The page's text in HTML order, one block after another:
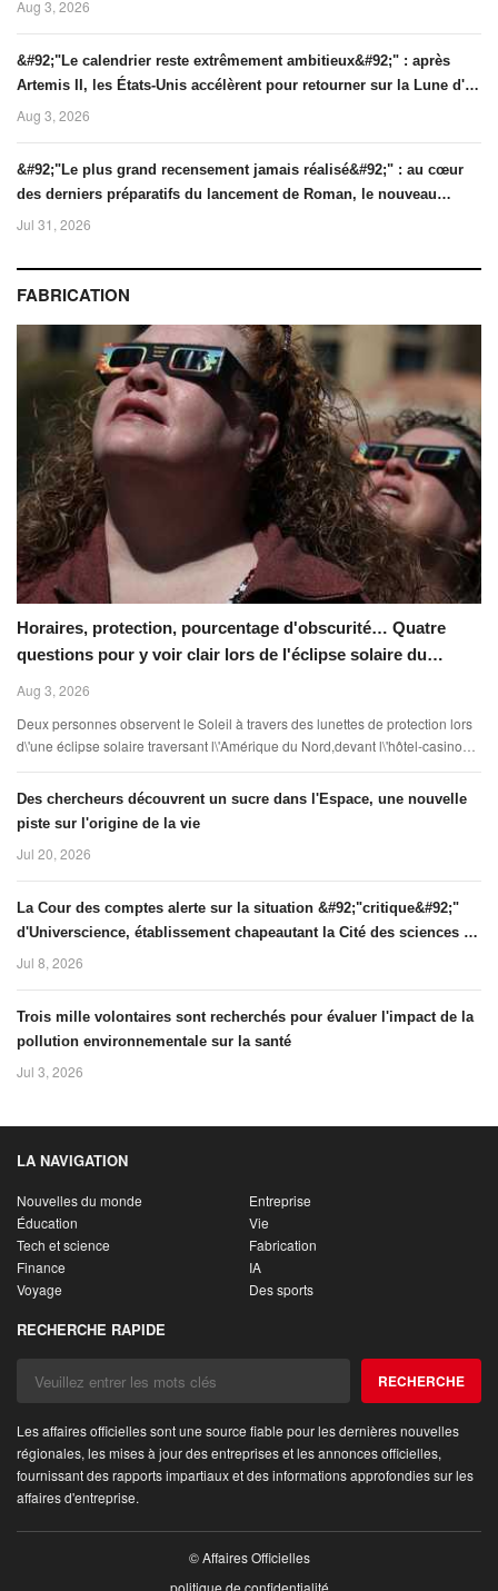
Aug 3, 2026
&#92;"Le calendrier reste extrêmement ambitieux&#92;" : après
Artemis II, les États-Unis accélèrent pour retourner sur la Lune d'ici
2028.
Aug 3, 2026
&#92;"Le plus grand recensement jamais réalisé&#92;" : au cœur
des derniers préparatifs du lancement de Roman, le nouveau
télescope de la Nasa qui doit cartographier l'univers
Jul 31, 2026
FABRICATION
Horaires, protection, pourcentage d'obscurité… Quatre
questions pour y voir clair lors de l'éclipse solaire du
Aug 3, 2026
Deux personnes observent le Soleil à travers des lunettes de protection lors
d\'une éclipse solaire traversant l\'Amérique du Nord,devant l\'hôtel-casino
Bellagio à Las Vegas,le 8 avril 2023. (R
Des chercheurs découvrent un sucre dans l'Espace, une nouvelle
piste sur l'origine de la vie
Jul 20, 2026
La Cour des comptes alerte sur la situation &#92;"critique&#92;"
d'Universcience, établissement chapeautant la Cité des sciences et
le Palais de la découverte à Paris
Jul 8, 2026
Trois mille volontaires sont recherchés pour évaluer l'impact de la
pollution environnementale sur la santé
Jul 3, 2026
LA NAVIGATION
Nouvelles du monde
Entreprise
Éducation
Vie
Tech et science
Fabrication
Finance
IA
Voyage
Des sports
RECHERCHE RAPIDE
RECHERCHE
Les affaires officielles sont une source fiable pour les dernières nouvelles
régionales, les mises à jour des entreprises et les annonces officielles,
fournissant des rapports impartiaux et des informations approfondies sur les
affaires d'entreprise.
© Affaires Officielles